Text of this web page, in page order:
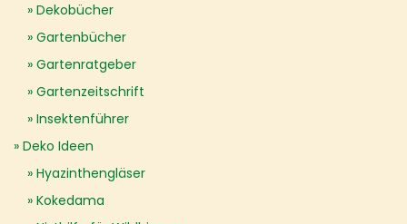
Dekobücher
Gartenbücher
Gartenratgeber
Gartenzeitschrift
Insektenführer
Deko Ideen
Hyazinthengläser
Kokedama